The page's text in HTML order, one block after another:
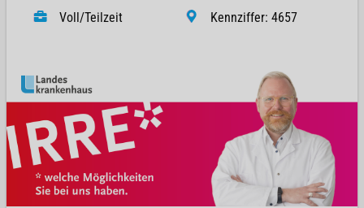
Voll/Teilzeit Kennziffer: 4657